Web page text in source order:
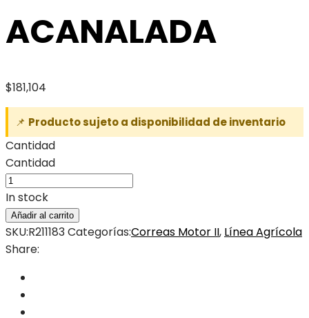
ACANALADA
$181,104
📌 Producto sujeto a disponibilidad de inventario
Cantidad
Cantidad
In stock
Añadir al carrito
SKU:R211183Categorías:Correas Motor II, Línea Agrícola
Share: